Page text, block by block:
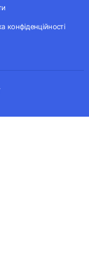
конфіденційності